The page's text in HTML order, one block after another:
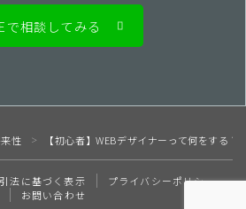
Follow Me
で相談してみる
性 ＞ 【初心者】WEBデザイナーって何をする
法に基づく表示
プライバシーポリシー
お問い合わせ